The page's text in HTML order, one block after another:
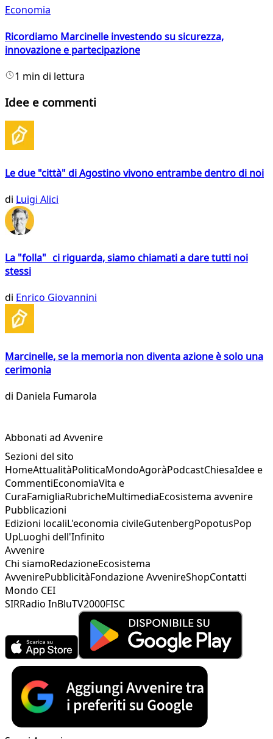
Economia
Ricordiamo Marcinelle investendo su sicurezza,
innovazione e partecipazione
1 min di lettura
Idee e commenti
Le due "città" di Agostino vivono entrambe dentro di noi
di Luigi Alici
La "folla" ci riguarda, siamo chiamati a dare tutti noi
stessi
di Enrico Giovannini
Marcinelle, se la memoria non diventa azione è solo una
cerimonia
di Daniela Fumarola
Abbonati ad Avvenire
Sezioni del sito
HomeAttualitàPoliticaMondoAgoràPodcastChiesaIdee e
CommentiEconomiaVita e
CuraFamigliaRubricheMultimediaEcosistema avvenire
Pubblicazioni
Edizioni localiL'economia civileGutenbergPopotusPop
UpLuoghi dell'Infinito
Avvenire
Chi siamoRedazioneEcosistema
AvvenirePubblicitàFondazione AvvenireShopContatti
Mondo CEI
SIRRadio InBluTV2000FISC